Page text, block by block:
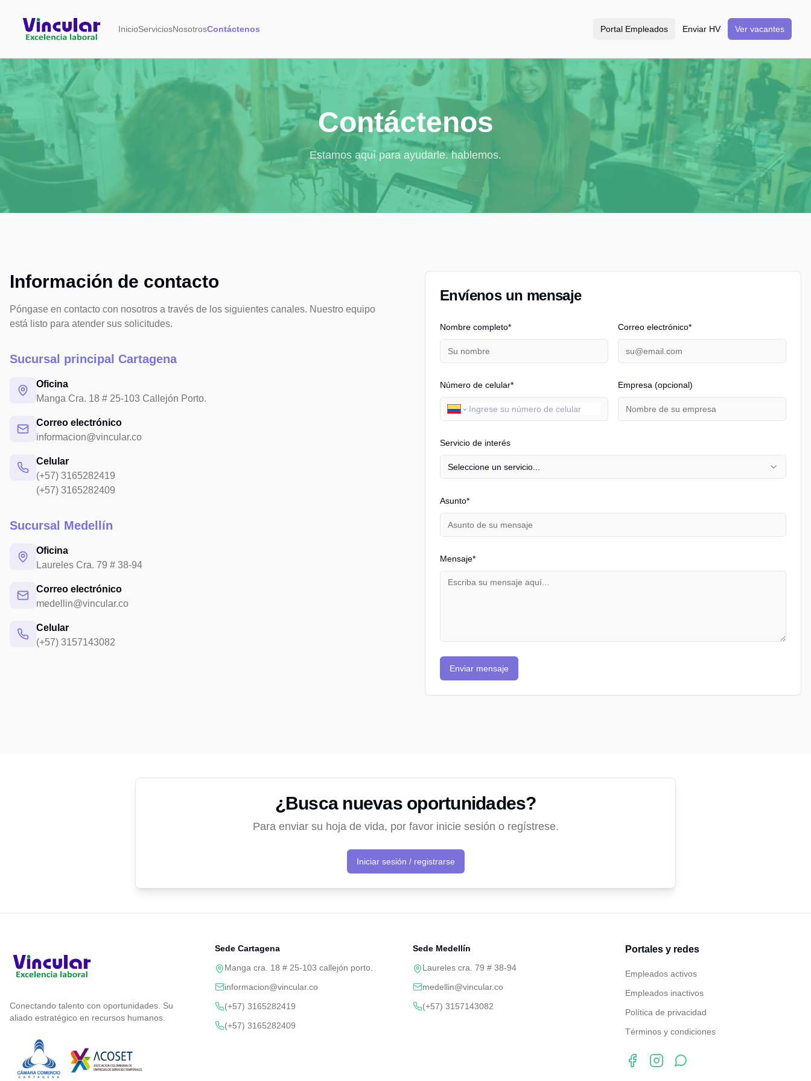
InicioServiciosNosotrosContáctenos Portal Empleados Enviar HV Ver vacantes
Contáctenos
Estamos aquí para ayudarle. hablemos.
Información de contacto
Póngase en contacto con nosotros a través de los siguientes canales. Nuestro equipo
está listo para atender sus solicitudes.
Sucursal principal Cartagena
Oficina
Manga Cra. 18 # 25-103 Callejón Porto.
Correo electrónico
informacion@vincular.co
Celular
(+57) 3165282419
(+57) 3165282409
Sucursal Medellín
Oficina
Laureles Cra. 79 # 38-94
Correo electrónico
medellin@vincular.co
Celular
(+57) 3157143082
Envíenos un mensaje
Nombre completo* Correo electrónico*
Número de celular* Empresa (opcional)
Servicio de interés
Seleccione un servicio...
Asunto*
Mensaje*
Enviar mensaje
¿Busca nuevas oportunidades?
Para enviar su hoja de vida, por favor inicie sesión o regístrese.
Iniciar sesión / registrarse
Conectando talento con oportunidades. Su
aliado estratégico en recursos humanos.
Sede Cartagena
Manga cra. 18 # 25-103 callejón porto.
informacion@vincular.co
(+57) 3165282419
(+57) 3165282409
Sede Medellín
Laureles cra. 79 # 38-94
medellin@vincular.co
(+57) 3157143082
Portales y redes
Empleados activos
Empleados inactivos
Política de privacidad
Términos y condiciones